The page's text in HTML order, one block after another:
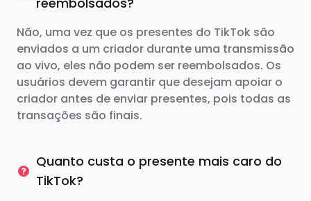
Não, uma vez que os presentes do TikTok são
enviados a um criador durante uma transmissão
ao vivo, eles não podem ser reembolsados. Os
usuários devem garantir que desejam apoiar o
criador antes de enviar presentes, pois todas as
transações são finais.
Quanto custa o presente mais caro do
TikTok?